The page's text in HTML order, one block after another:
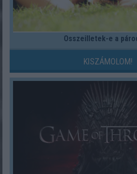
Összeilletek-e a
KISZÁMOLOM!